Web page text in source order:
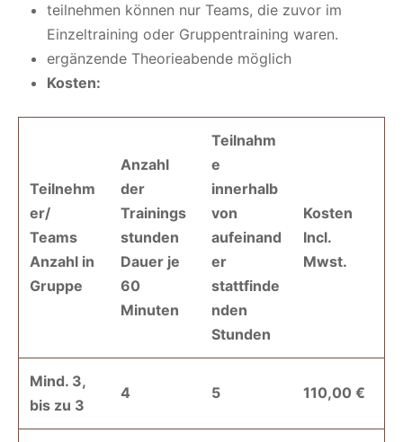
teilnehmen können nur Teams, die zuvor im
Einzeltraining oder Gruppentraining waren.
ergänzende Theorieabende möglich
Kosten:
Teilnehm
er/
Teams
Anzahl in
Gruppe
Anzahl
der
Trainings
stunden
Dauer je
60
Minuten
Teilnahm
e
innerhalb
von
aufeinand
er
stattfinde
nden
Stunden
Kosten
Incl.
Mwst.
Mind. 3,
bis zu 3
4 5 110,00 €